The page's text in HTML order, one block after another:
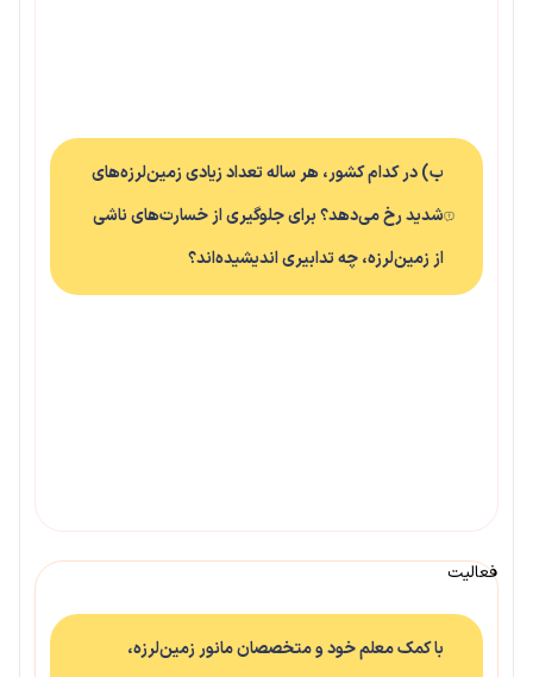
ب) در کدام کشور، هر ساله تعداد زیادی زمین‌لرزه‌های
شدید رخ می‌دهد؟ برای جلوگیری از خسارت‌های ناشی
از زمین‌لرزه، چه تدابیری اندیشیده‌اند؟
فعالیت
با کمک معلم خود و متخصصان مانور زمین‌لرزه،